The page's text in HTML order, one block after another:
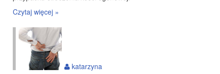
Czytaj więcej »
katarzyna